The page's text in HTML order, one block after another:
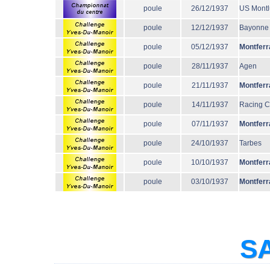
poule 26/12/1937 US
poule 12/12/1937 Bayonne
poule 05/12/1937
poule 28/11/1937 Agen
poule 21/11/1937
poule 14/11/1937 Racing
poule 07/11/1937
poule 24/10/1937 Tarbes
poule 10/10/1937
poule 03/10/1937